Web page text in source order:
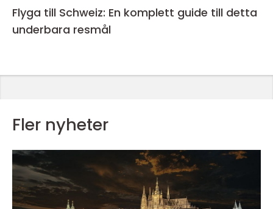
Flyga till Schweiz: En komplett guide till detta
underbara resmål
Fler nyheter